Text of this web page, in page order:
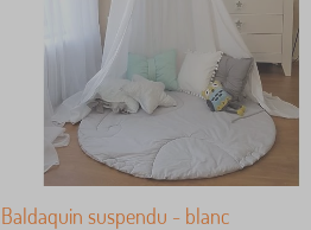
Baldaquin suspendu - blanc